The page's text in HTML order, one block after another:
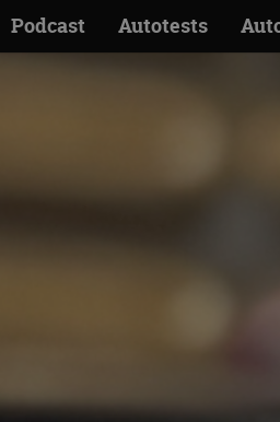
Podcast Autotests